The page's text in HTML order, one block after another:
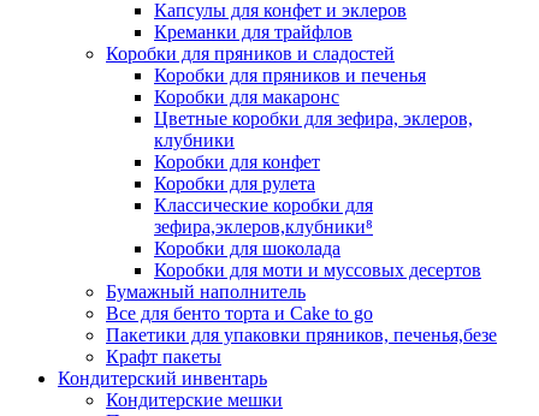
Капсулы для конфет и эклеров
Креманки для трайфлов
Коробки для пряников и сладостей
Коробки для пряников и печенья
Коробки для макаронс
Цветные коробки для зефира, эклеров,
клубники
Коробки для конфет
Коробки для рулета
Классические коробки для
зефира,эклеров,клубники⁸
Коробки для шоколада
Коробки для моти и муссовых десертов
Бумажный наполнитель
Все для бенто торта и Cake to go
Пакетики для упаковки пряников, печенья,безе
Крафт пакеты
Кондитерский инвентарь
Кондитерские мешки